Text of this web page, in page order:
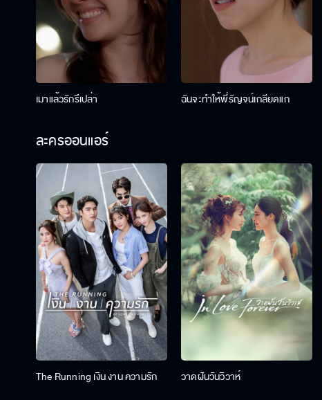
เมาแล้วรักรึเปล่า ฉันจะทำให้พี่รัญจน์เกลียดแก
ละครออนแอร์
The Running เงิน งาน ความรัก วาดฝันวันวิวาห์